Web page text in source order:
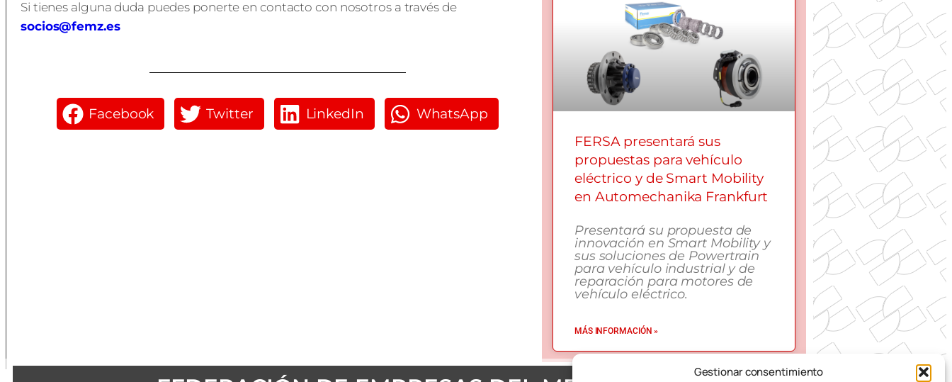
Gestionar consentimiento
Si tienes alguna duda puedes ponerte en contacto con nosotros a través de
socios@femz.es
Facebook Twitter LinkedIn WhatsApp
FERSA presentará sus
propuestas para vehículo
eléctrico y de Smart Mobility
en Automechanika Frankfurt
Presentará su propuesta de
innovación en Smart Mobility y
sus soluciones de Powertrain
para vehículo industrial y de
reparación para motores de
vehículo eléctrico.
MÁS INFORMACIÓN »